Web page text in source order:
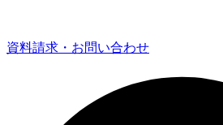
資料請求・お問い合わせ